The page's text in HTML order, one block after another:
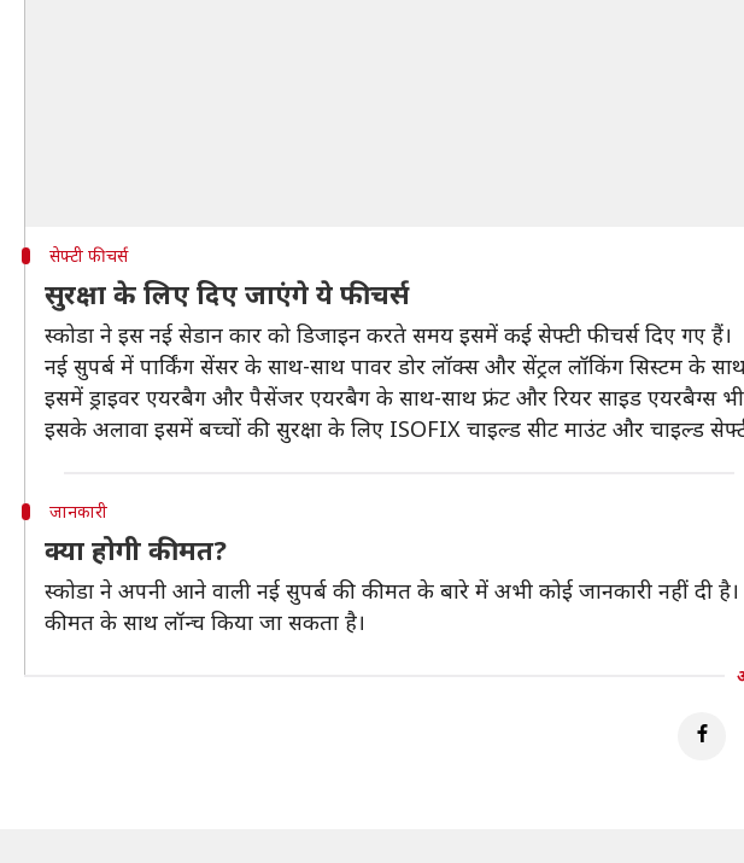
सेफ्टी फीचर्स
सुरक्षा के लिए दिए जाएंगे ये फीचर्स
स्कोडा ने इस नई सेडान कार को डिजाइन करते समय इसमें कई सेफ्टी फीचर्स दिए गए हैं।
नई सुपर्ब में पार्किंग सेंसर के साथ-साथ पावर डोर लॉक्स और सेंट्रल लॉकिंग सिस्टम के
इसमें ड्राइवर एयरबैग और पैसेंजर एयरबैग के साथ-साथ फ्रंट और रियर साइड एयरबैग्स भी
इसके अलावा इसमें बच्चों की सुरक्षा के लिए ISOFIX चाइल्ड सीट माउंट और चाइल्ड
जानकारी
क्या होगी कीमत?
स्कोडा ने अपनी आने वाली नई सुपर्ब की कीमत के बारे में अभी कोई जानकारी नहीं
कीमत के साथ लॉन्च किया जा सकता है।